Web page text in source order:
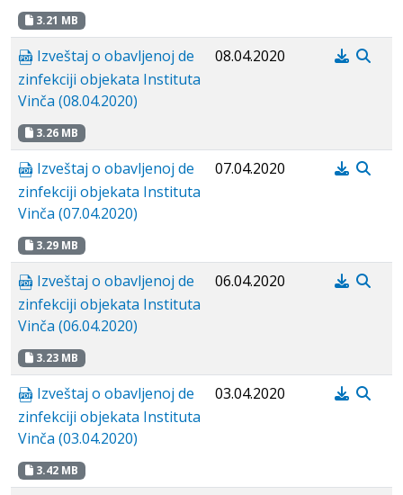
3.21 MB
Izveštaj o obavljenoj de
zinfekciji objekata Instituta
Vinča (08.04.2020)
3.26 MB
08.04.2020
Izveštaj o obavljenoj de
zinfekciji objekata Instituta
Vinča (07.04.2020)
3.29 MB
07.04.2020
Izveštaj o obavljenoj de
zinfekciji objekata Instituta
Vinča (06.04.2020)
3.23 MB
06.04.2020
Izveštaj o obavljenoj de
zinfekciji objekata Instituta
Vinča (03.04.2020)
3.42 MB
03.04.2020